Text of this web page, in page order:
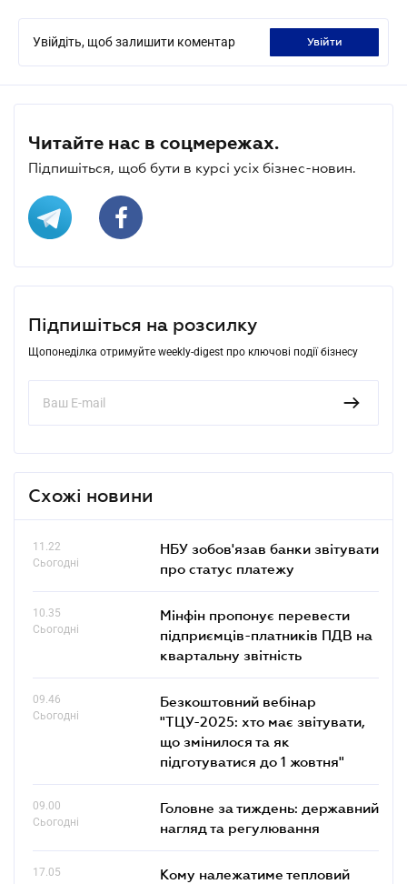
Увійдіть, щоб залишити коментар увійти
Читайте нас в соцмережах.
Підпишіться, щоб бути в курсі усіх бізнес-новин.
Підпишіться на розсилку
Щопонеділка отримуйте weekly-digest про ключові події бізнесу
Схожі новини
11.22
Сьогодні
НБУ зобов'язав банки звітувати
про статус платежу
10.35
Сьогодні
Мінфін пропонує перевести
підприємців-платників ПДВ на
квартальну звітність
09.46
Сьогодні
Безкоштовний вебінар
"ТЦУ-2025: хто має звітувати,
що змінилося та як
підготуватися до 1 жовтня"
09.00
Сьогодні
Головне за тиждень: державний
нагляд та регулювання
17.05
Кому належатиме тепловий